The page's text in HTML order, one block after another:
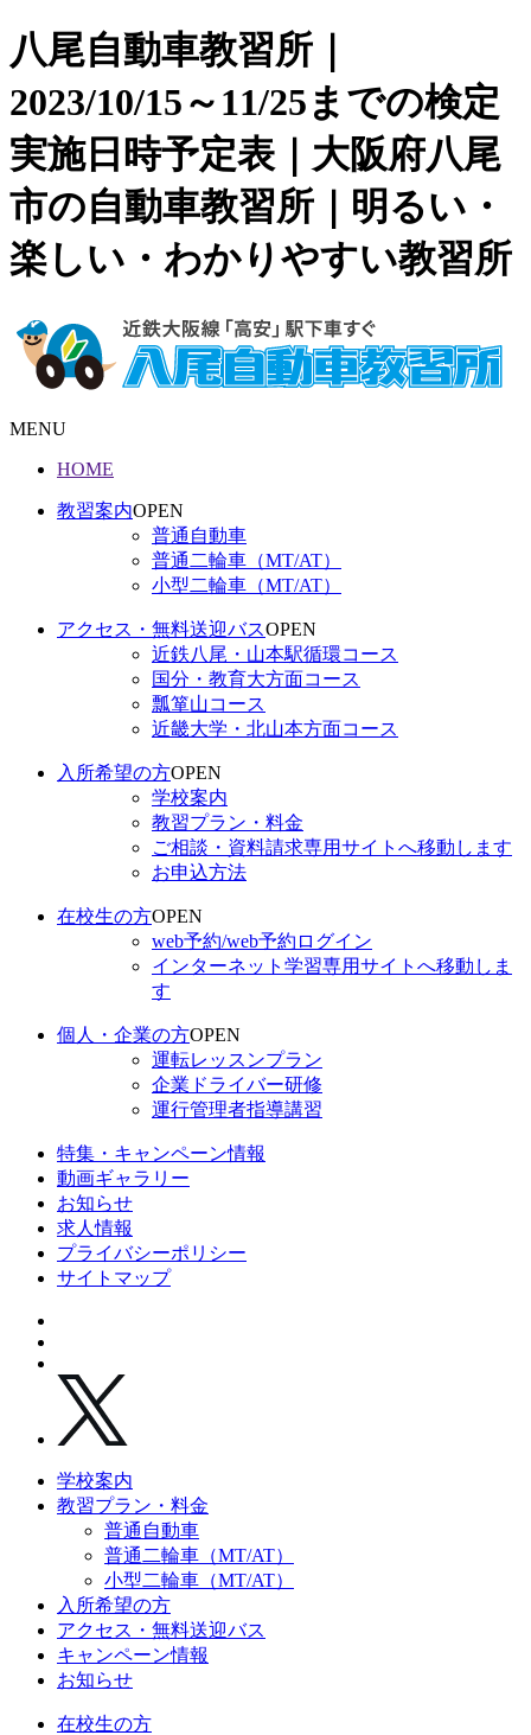
八尾自動車教習所｜
2023/10/15～11/25までの検定
実施日時予定表｜大阪府八尾
市の自動車教習所｜明るい・
楽しい・わかりやすい教習所
MENU
HOME
教習案内OPEN
普通自動車
普通二輪車（MT/AT）
小型二輪車（MT/AT）
アクセス・無料送迎バスOPEN
近鉄八尾・山本駅循環コース
国分・教育大方面コース
瓢箪山コース
近畿大学・北山本方面コース
入所希望の方OPEN
学校案内
教習プラン・料金
ご相談・資料請求専用サイトへ移動します
お申込方法
在校生の方OPEN
web予約/web予約ログイン
インターネット学習専用サイトへ移動しま
す
個人・企業の方OPEN
運転レッスンプラン
企業ドライバー研修
運行管理者指導講習
特集・キャンペーン情報
動画ギャラリー
お知らせ
求人情報
プライバシーポリシー
サイトマップ
学校案内
教習プラン・料金
普通自動車
普通二輪車（MT/AT）
小型二輪車（MT/AT）
入所希望の方
アクセス・無料送迎バス
キャンペーン情報
お知らせ
在校生の方